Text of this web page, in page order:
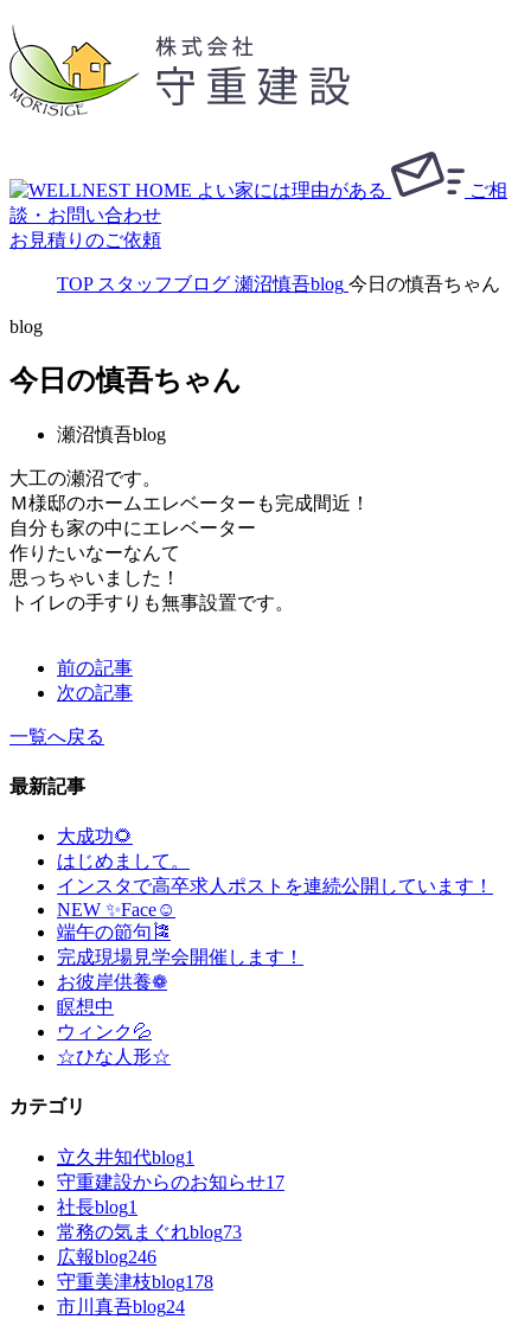
ご相
談・お問い合わせ
お見積りのご依頼
TOP スタッフブログ 瀬沼慎吾blog 今日の慎吾ちゃん
blog
今日の慎吾ちゃん
瀬沼慎吾blog
大工の瀬沼です。
Ｍ様邸のホームエレベーターも完成間近！
自分も家の中にエレベーター
作りたいなーなんて
思っちゃいました！
トイレの手すりも無事設置です。
前の記事
次の記事
一覧へ戻る
最新記事
大成功🌻
はじめまして。
インスタで高卒求人ポストを連続公開しています！
NEW ✨Face☺
端午の節句🎏
完成現場見学会開催します！
お彼岸供養❁
瞑想中
ウィンク💦
☆ひな人形☆
カテゴリ
立久井知代blog1
守重建設からのお知らせ17
社長blog1
常務の気まぐれblog73
広報blog246
守重美津枝blog178
市川真吾blog24